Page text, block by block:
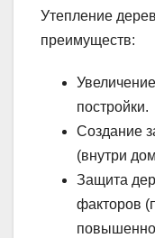
Утепление
преимуществ:
постройки.
Создание
(внутри
Защита
факторов